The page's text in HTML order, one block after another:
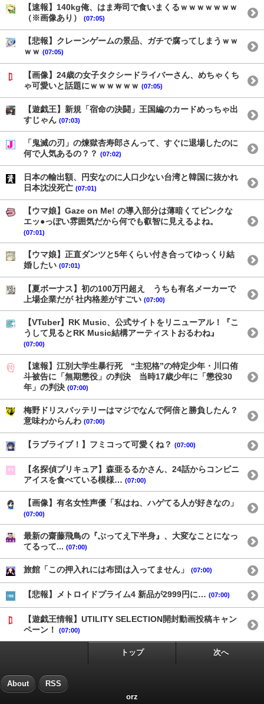
【速報】140kg俺、はま寿司で食いまくるｗｗｗｗｗｗｗ
（※画像あり）
(07:05)
【悲報】クレーンゲームの景品、ガチで腐ってしまうｗｗ
ｗｗ (07:05)
【画像】24歳の女子タクシードライバーさん、めちゃくち
ゃ可愛いと話題にｗｗｗｗｗｗ (07:05)
【遊戯王】新規「宿命の決闘」王国編のカードめっちゃ出
すじゃん (07:03)
「鬼滅の刃」の煉獄杏寿郎さんって、すぐに退場したのに
何で人気あるの？？ (07:02)
日本の輸出額、円安なのに人口少ない台湾と韓国に抜かれ
日本沈没死亡 (07:01)
【ウマ娘】Gaze on Me! の導入部分は薄暗くてピンクな
エッ●っぽい雰囲気だから何でも叡智に見えるよね。
(07:01)
【ウマ娘】正直ダンツと5年くらい付き合ってゆっくり結
婚したい (07:01)
【夏ボーナス】初の100万円超え うちも有名メーカーで
上場企業だが 社内格差がすごい (07:00)
【VTuber】RK Music、公式サイトをリニューアル！『こ
うして見るとRK Music結構アーティストおるわね』
(07:00)
【速報】江別大学生暴行死 “主犯格”の特定少年・川口侑
斗被告に「無期懲役」の判決 当時17歳少年に「懲役30
年」の判決 (07:00)
梅野ドリスバッテリーはマジでなんで阿倍と勝負したん？
意味わからんわ (07:00)
【ラブライブ！】フミコって可愛くね？ (07:00)
【名探偵プリキュア】森亜るるかさん、24話からコンビニ
アイスを食べている模様… (07:00)
【画像】有名女性声優「私はね、ハゲてる人が好きなの」
(07:00)
最新の齋藤飛鳥の『ぶってえ下半身』、大変なことになっ
てるって... (07:00)
旅館「この押入れには布団は入ってません」 (07:00)
【悲報】メトロイドプライム4 新品が2999円に… (07:00)
【遊戯王情報】UTILITY SELECTION開封動画投稿キャン
ペーン！
(07:00)
トップ 次へ
About RSS
orz